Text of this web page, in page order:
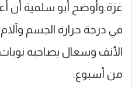
غزة.وأوضح أبو سلمية أن
في درجة حرارة الجسم
الأنف وسعال يصاحبه
من أسبوع.